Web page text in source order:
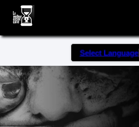
Select Language